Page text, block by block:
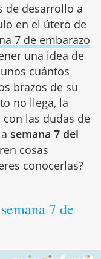
de desarrollo a
en el útero de
7 de embarazo
una idea de
cuántos
brazos de su
no llega, la
las dudas de
semana 7 del
cosas
conocerlas?
7 de